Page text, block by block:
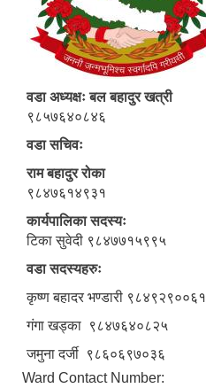
वडा अध्यक्षः बल बहादुर खत्री
९८५७६४०८४६
वडा सचिवः
राम बहादुर रोका
९८४७६१४९३१
कार्यपालिका सदस्यः
टिका सुवेदी ९८४७७१५९९५
वडा सदस्यहरुः
कृष्ण बहादर भण्डारी ९८४९२९००६१
गंगा खड्का ९८४७६४०८२५
जमुना दर्जी ९८६०६९७०३६
Ward Contact Number: